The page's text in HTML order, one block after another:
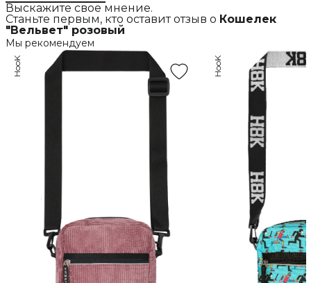
Выскажите свое мнение.
Станьте первым, кто оставит отзыв о Кошелек
"Вельвет" розовый
Мы рекомендуем
HooK HooK